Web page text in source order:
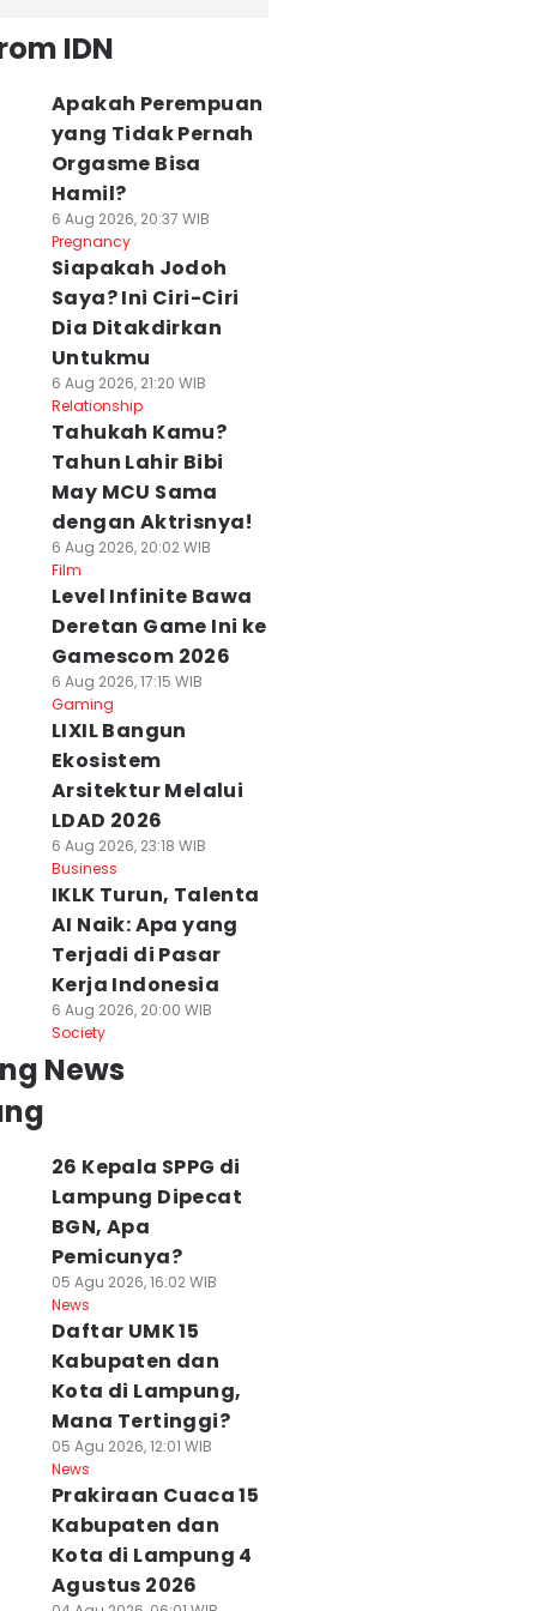
IDN
Apakah Perempuan
yang Tidak Pernah
Orgasme Bisa
Hamil?
6 Aug 2026, 20:37 WIB
Pregnancy
Siapakah Jodoh
Saya? Ini Ciri-Ciri
Dia Ditakdirkan
Untukmu
6 Aug 2026, 21:20 WIB
Relationship
Tahukah Kamu?
Tahun Lahir Bibi
May MCU Sama
dengan Aktrisnya!
6 Aug 2026, 20:02 WIB
Film
Level Infinite Bawa
Deretan Game Ini ke
Gamescom 2026
6 Aug 2026, 17:15 WIB
Gaming
LIXIL Bangun
Ekosistem
Arsitektur Melalui
LDAD 2026
6 Aug 2026, 23:18 WIB
Business
IKLK Turun, Talenta
AI Naik: Apa yang
Terjadi di Pasar
Kerja Indonesia
6 Aug 2026, 20:00 WIB
Society
News
26 Kepala SPPG di
Lampung Dipecat
BGN, Apa
Pemicunya?
05 Agu 2026, 16:02 WIB
News
Daftar UMK 15
Kabupaten dan
Kota di Lampung,
Mana Tertinggi?
05 Agu 2026, 12:01 WIB
News
Prakiraan Cuaca 15
Kabupaten dan
Kota di Lampung 4
Agustus 2026